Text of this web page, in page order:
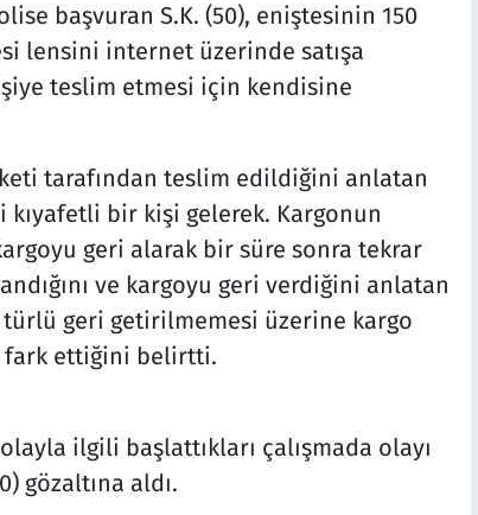
başvuran S.K. (50), eniştesinin 150
lensini internet üzerinde satışa
teslim etmesi için kendisine
tarafından teslim edildiğini anlatan
kıyafetli bir kişi gelerek. Kargonun
geri alarak bir süre sonra tekrar
ve kargoyu geri verdiğini anlatan
geri getirilmemesi üzerine kargo
fark ettiğini belirtti.
ilgili başlattıkları çalışmada olayı
gözaltına aldı.